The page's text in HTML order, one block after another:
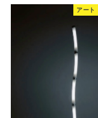
アート